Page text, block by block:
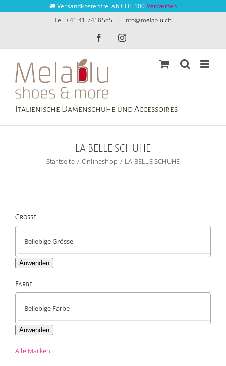
🚚 Versandkostenfrei ab CHF 100 Verwerfen
Tel. +41 41 7418585 | info@melablu.ch
FacebookInstagram
Italienische Damenschuhe und Accessoires
LA BELLE SCHUHE
Startseite Onlineshop LA BELLE SCHUHE
Grösse
Anwenden
Farbe
Anwenden
Alle Marken